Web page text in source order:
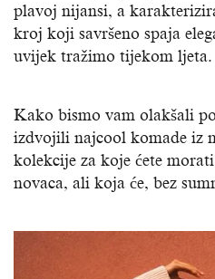
plavoj nijansi, a
kroj koji savršeno spaja
uvijek tražimo tijekom ljeta.
Kako bismo vam olakšali
izdvojili najcool komade iz
kolekcije za koje ćete
novaca, ali koja će, bez